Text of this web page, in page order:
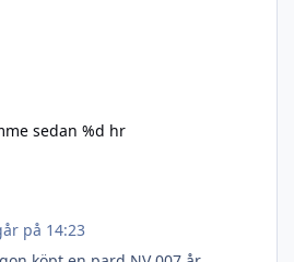
sedan %d hr
på 14:23